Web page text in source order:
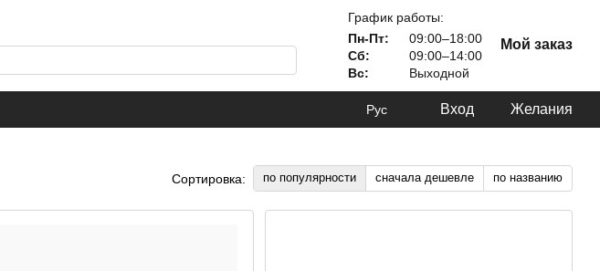
График работы:
Пн-Пт:
09:00–18:00
Сб:
09:00–14:00
Вс:
Выходной
Мой заказ
Рус Вход Желания
Сортировка: по популярности сначала дешевле по названию